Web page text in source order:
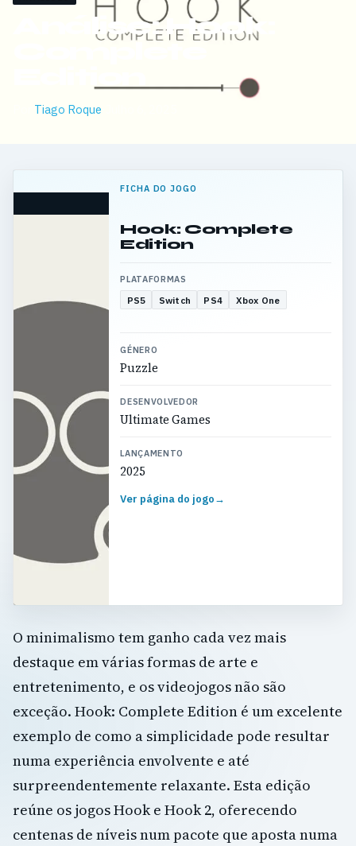
Análise: Hook:
Tiago Roque
FICHA DO JOGO
Hook: Complete
Edition
PLATAFORMAS
PS5 Switch PS4 Xbox One
GÉNERO
Puzzle
DESENVOLVEDOR
Ultimate Games
LANÇAMENTO
2025
Ver página do jogo→
O minimalismo tem ganho cada vez mais
destaque em várias formas de arte e
entretenimento, e os videojogos não são
exceção. Hook: Complete Edition é um excelente
exemplo de como a simplicidade pode resultar
numa experiência envolvente e até
surpreendentemente relaxante. Esta edição
reúne os jogos Hook e Hook 2, oferecendo
centenas de níveis num pacote que aposta numa